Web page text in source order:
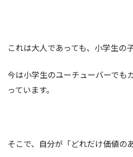
これは大人であっても、小学生の
今は小学生のユーチューバーでも
っています。
そこで、自分が「どれだけ価値の